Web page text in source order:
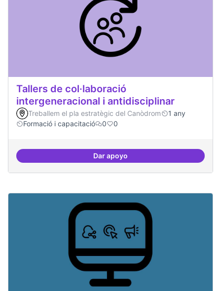
Tallers de col·laboració
intergeneracional i antidisciplinar
Treballem el pla estratègic del Canòdrom
1 any
Formació i capacitació
0 0
Dar apoyoTallers de col·laboració